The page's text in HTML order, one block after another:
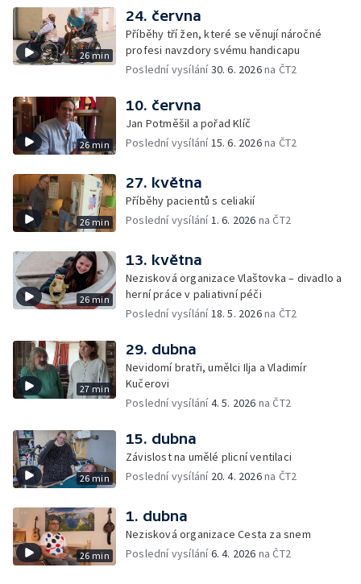
26 min
24. června
Příběhy tří žen, které se věnují náročné
profesi navzdory svému handicapu
Poslední vysílání30. 6. 2026na ČT2
26 min
10. června
Jan Potměšil a pořad Klíč
Poslední vysílání15. 6. 2026na ČT2
26 min
27. května
Příběhy pacientů s celiakií
Poslední vysílání1. 6. 2026 na ČT2
26 min
13. května
Nezisková organizace Vlaštovka – divadlo a
herní práce v paliativní péči
Poslední vysílání18. 5. 2026na ČT2
27 min
29. dubna
Nevidomí bratři, umělci Ilja a Vladimír
Kučerovi
Poslední vysílání4. 5. 2026 na ČT2
26 min
15. dubna
Závislost na umělé plicní ventilaci
Poslední vysílání 20. 4. 2026na ČT2
26 min
1. dubna
Nezisková organizace Cesta za snem
Poslední vysílání6. 4. 2026 na ČT2